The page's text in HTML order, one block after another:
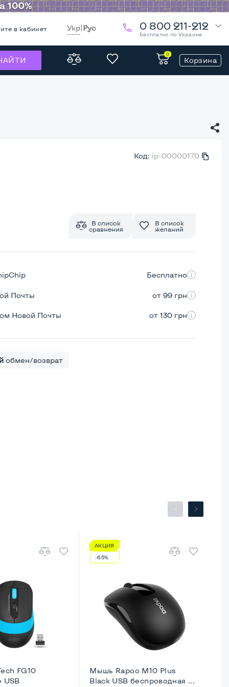
в кабинет Укр|Рус 0 800 211-212
Бесплатно по Украине
0
Корзина
Код: ip-00000170
В список
сравнения
В список
желаний
Бесплатно
Почты от 99 грн
Новой Почты от 130 грн
обмен/возврат
FG10
USB
АКЦИЯ
-65%
Мышь Rapoo M10 Plus
Black USB беспроводная ...